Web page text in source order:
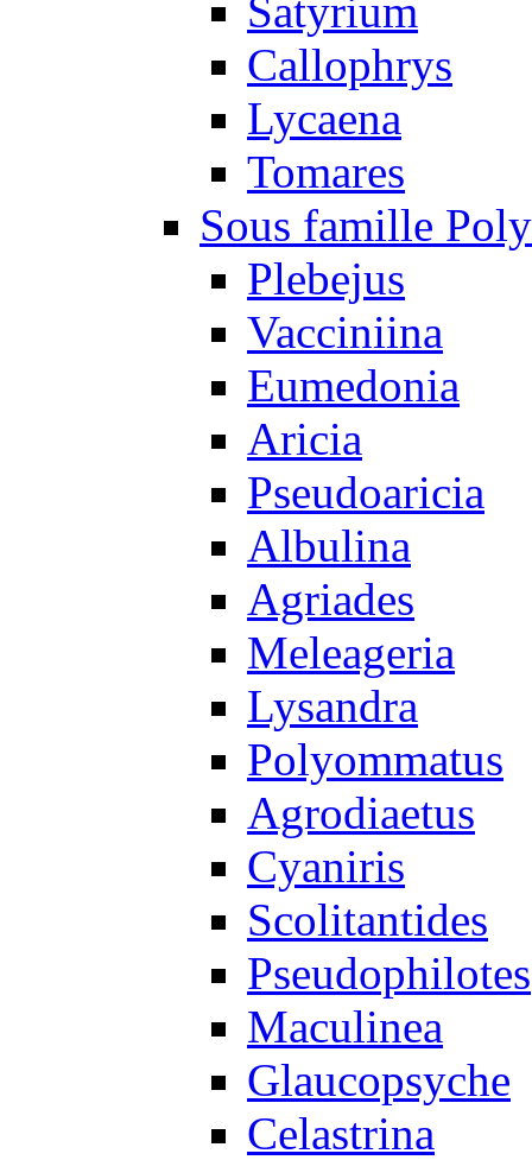
Satyrium
Callophrys
Lycaena
Tomares
Sous famille
Plebejus
Vacciniina
Eumedonia
Aricia
Pseudoaricia
Albulina
Agriades
Meleageria
Lysandra
Polyommatus
Agrodiaetus
Cyaniris
Scolitantides
Pseudophilotes
Maculinea
Glaucopsyche
Celastrina